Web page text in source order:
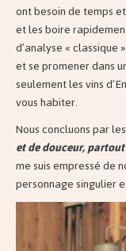
ont besoin de temps
et les boire
d’analyse «
et se promener dans
seulement les vins
vous habiter.
Nous concluons par
et de douceur,
me suis empressé de
personnage singulier